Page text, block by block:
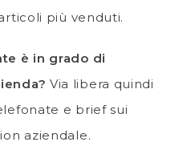
più venduti.
è in grado di
Via libera quindi
e brief sui
aziendale.